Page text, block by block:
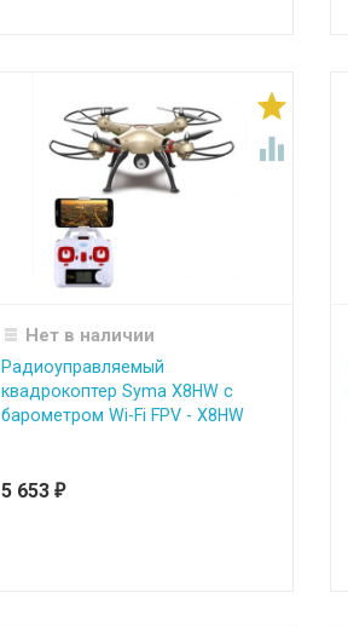


Нет в наличии
Радиоуправляемый
квадрокоптер Syma X8HW с
барометром Wi-Fi FPV - X8HW
5 653₽